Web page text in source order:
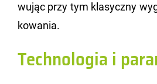
wu­jąc przy tym kla­sycz­ny
ko­wa­nia.
Technologia i